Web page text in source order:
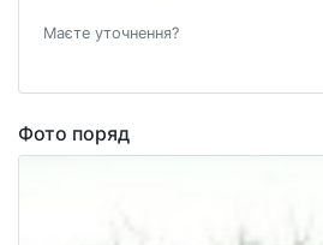
Маєте уточнення?
Фото поряд